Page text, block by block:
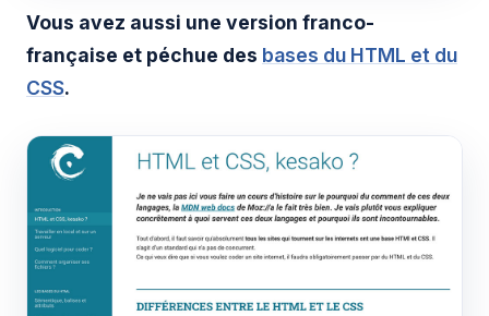
Vous avez aussi une version franco-
française et péchue des bases du HTML et du
CSS.